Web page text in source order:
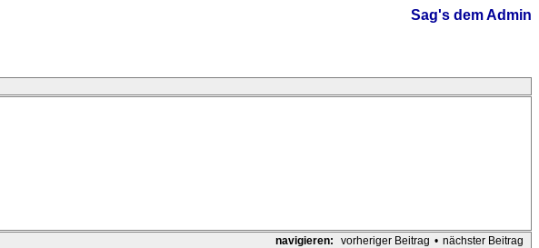
Sag's dem Admin
navigieren: vorheriger Beitrag • nächster Beitrag